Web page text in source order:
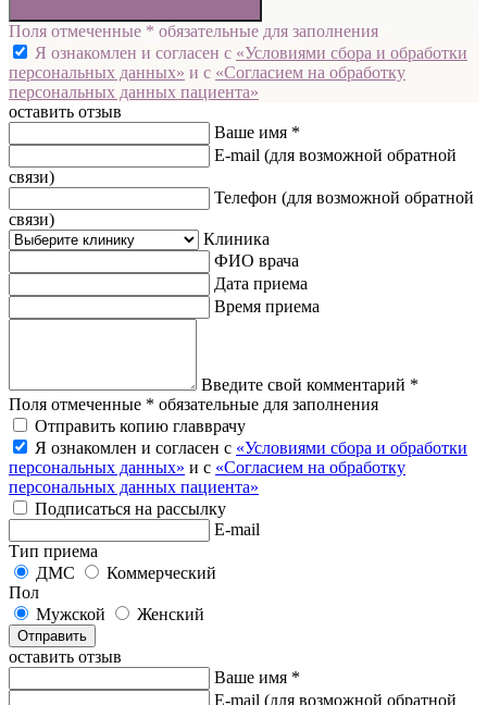
Поля отмеченные * обязательные для заполнения
Я ознакомлен и согласен с «Условиями сбора и обработки
персональных данных» и с «Согласием на обработку
персональных данных пациента»
оставить отзыв
Ваше имя *
E-mail (для возможной обратной
связи)
Телефон (для возможной обратной
связи)
Клиника
ФИО врача
Дата приема
Время приема
Введите свой комментарий *
Поля отмеченные * обязательные для заполнения
Отправить копию главврачу
Я ознакомлен и согласен с «Условиями сбора и обработки
персональных данных» и с «Согласием на обработку
персональных данных пациента»
Подписаться на рассылку
E-mail
Тип приема
ДМС
Коммерческий
Пол
Мужской
Женский
Отправить
оставить отзыв
Ваше имя *
E-mail (для возможной обратной